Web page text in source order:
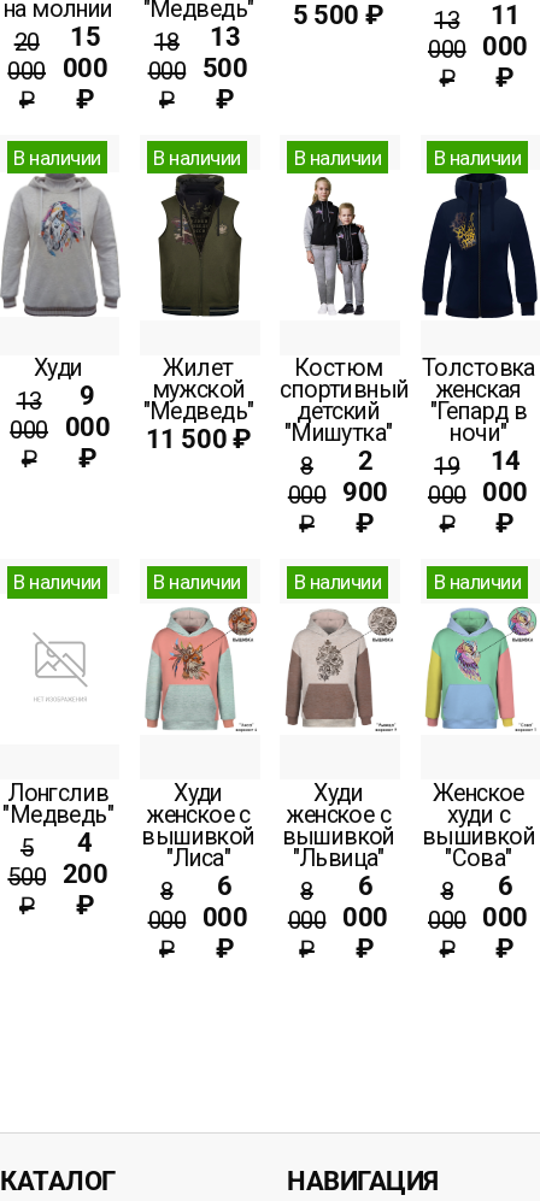
на молнии
20
000
₽
15
000
₽
"Медведь"
18
000
₽
13
500
₽
5 500 ₽
13
000
₽
11
000
₽
В наличии
Худи
13
000
₽
9
000
₽
В наличии
Жилет
мужской
"Медведь"
11 500 ₽
В наличии
Костюм
спортивный
детский
"Мишутка"
8
000
₽
2
900
₽
В наличии
Толстовка
женская
"Гепард в
ночи"
19
000
₽
14
000
₽
В наличии
Лонгслив
"Медведь"
5
500
₽
4
200
₽
В наличии
Худи
женское с
вышивкой
"Лиса"
8
000
₽
6
000
₽
В наличии
Худи
женское с
вышивкой
"Львица"
8
000
₽
6
000
₽
В наличии
Женское
худи с
вышивкой
"Сова"
8
000
₽
6
000
₽
КАТАЛОГ НАВИГАЦИЯ